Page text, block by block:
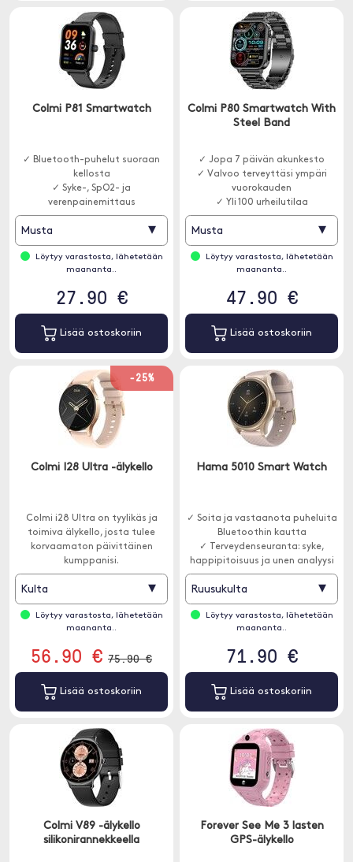
Colmi P81 Smartwatch
✓ Bluetooth-puhelut suoraan
kellosta
✓ Syke-, SpO2- ja
verenpainemittaus
✓ Useita urheilutiloja
Musta ▾
Löytyy varastosta, lähetetään
maananta..
27.90 €
Lisää ostoskoriin
Colmi P80 Smartwatch With
Steel Band
✓ Jopa 7 päivän akunkesto
✓ Valvoo terveyttäsi ympäri
vuorokauden
✓ Yli 100 urheilutilaa
Musta ▾
Löytyy varastosta, lähetetään
maananta..
47.90 €
Lisää ostoskoriin
-25%
Colmi I28 Ultra -älykello
Colmi i28 Ultra on tyylikäs ja
toimiva älykello, josta tulee
korvaamaton päivittäinen
kumppanisi.
Kulta ▾
Löytyy varastosta, lähetetään
maananta..
56.90 € 75.90 €
Lisää ostoskoriin
Hama 5010 Smart Watch
✓ Soita ja vastaanota puheluita
Bluetoothin kautta
✓ Terveydenseuranta: syke,
happipitoisuus ja unen analyysi
✓ 100 urheilutilaa
Ruusukulta ▾
Löytyy varastosta, lähetetään
maananta..
71.90 €
Lisää ostoskoriin
Colmi V89 -älykello
silikonirannekkeella
Forever See Me 3 lasten
GPS-älykello